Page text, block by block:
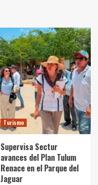
Turismo
Supervisa Sectur
avances del Plan Tulum
Renace en el Parque del
Jaguar